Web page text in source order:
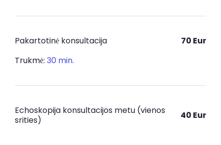
Pakartotinė konsultacija
Trukmė: 30 min.
70 Eur
Echoskopija konsultacijos metu (vienos
srities)
40 Eur